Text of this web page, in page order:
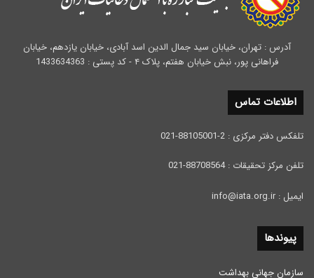
آدرس : تهران، خیابان سید جمال الدین اسد آبادی، خیابان یازدهم، خیابان
فراهانی پور، نبش خیابان هفتم، پلاک ۴ - کد پستی : 1433634363
اطلاعات تماس
تلفکس دفتر مرکزی : 2-88105001-021
تلفن مرکز تحقیقات : 88708564-021
ایمیل : info@iata.org.ir
پیوندها
سازمان جهانی بهداشت